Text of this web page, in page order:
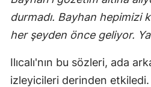
durmadı. Bayhan hepimizi
her şeyden önce geliyor.
Ilıcalı'nın bu sözleri, ada
izleyicileri derinden